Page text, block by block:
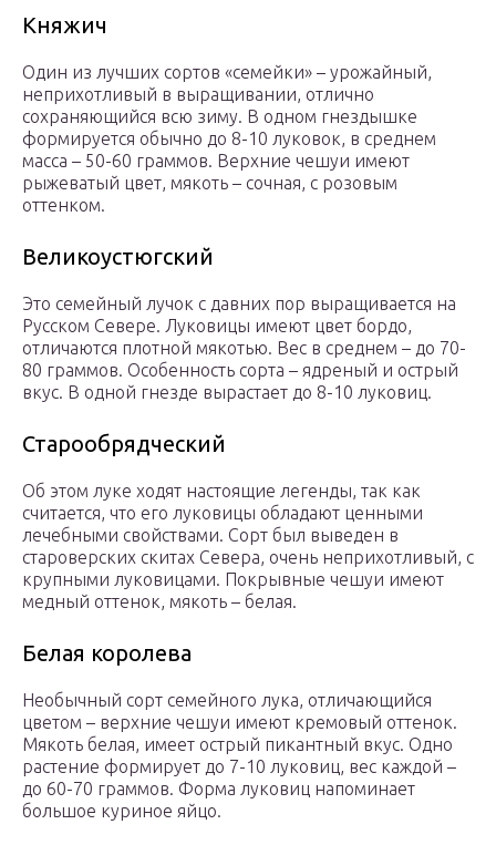
Княжич
Один из лучших сортов «семейки» – урожайный,
неприхотливый в выращивании, отлично
сохраняющийся всю зиму. В одном гнездышке
формируется обычно до 8-10 луковок, в среднем
масса – 50-60 граммов. Верхние чешуи имеют
рыжеватый цвет, мякоть – сочная, с розовым
оттенком.
Великоустюгский
Это семейный лучок с давних пор выращивается на
Русском Севере. Луковицы имеют цвет бордо,
отличаются плотной мякотью. Вес в среднем – до 70-
80 граммов. Особенность сорта – ядреный и острый
вкус. В одной гнезде вырастает до 8-10 луковиц.
Старообрядческий
Об этом луке ходят настоящие легенды, так как
считается, что его луковицы обладают ценными
лечебными свойствами. Сорт был выведен в
староверских скитах Севера, очень неприхотливый, с
крупными луковицами. Покрывные чешуи имеют
медный оттенок, мякоть – белая.
Белая королева
Необычный сорт семейного лука, отличающийся
цветом – верхние чешуи имеют кремовый оттенок.
Мякоть белая, имеет острый пикантный вкус. Одно
растение формирует до 7-10 луковиц, вес каждой –
до 60-70 граммов. Форма луковиц напоминает
большое куриное яйцо.